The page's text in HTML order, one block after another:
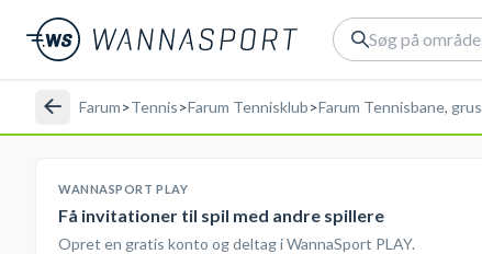
Farum>Tennis>Farum Tennisklub>Farum Tennisbane, grus
WANNASPORT PLAY
Få invitationer til spil med andre spillere
Opret en gratis konto og deltag i WannaSport PLAY.